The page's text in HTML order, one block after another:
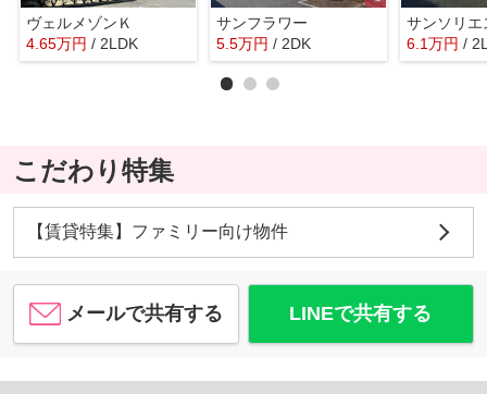
ヴェルメゾンＫ
4.65万円 / 2LDK
サンフラワー
5.5万円 / 2DK
サンソリエ
6.1万円 /
こだわり特集
【賃貸特集】ファミリー向け物件
メールで共有する LINEで共有する